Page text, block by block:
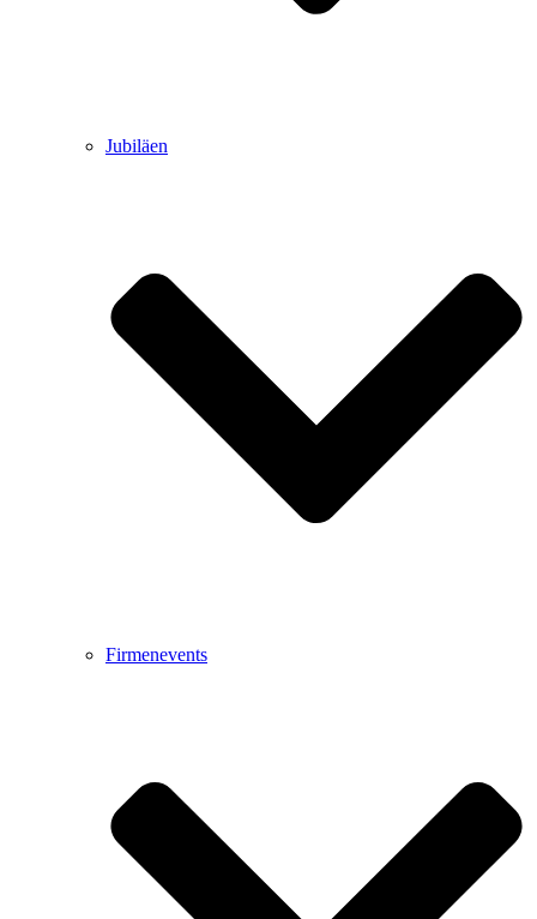
Jubiläen
Firmenevents